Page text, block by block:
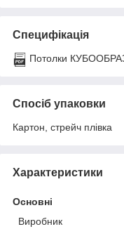
Специфікація
Потолки
Спосіб упаковки
Картон, стрейч плівка
Характеристики
Основні
Виробник